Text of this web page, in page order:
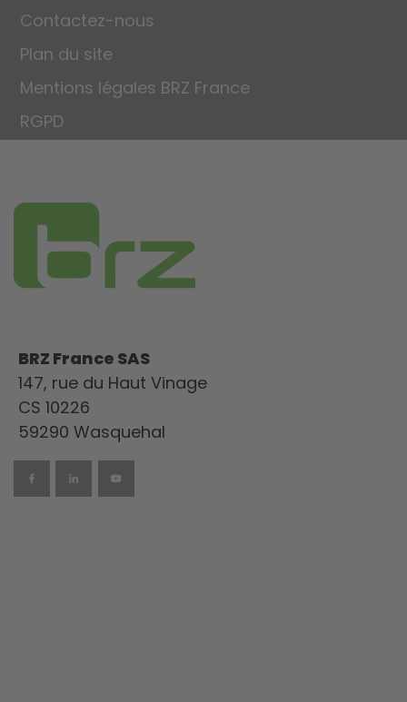
Contactez-nous
Plan du site
Mentions légales BRZ France
RGPD
BRZ France SAS
147, rue du Haut Vinage
CS 10226
59290 Wasquehal